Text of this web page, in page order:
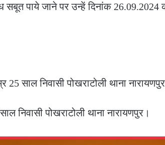
सबूत पाये जाने पर उन्हें दिनांक 26.09.2024
25 साल निवासी पोखराटोली थाना
निवासी पोखराटोली थाना नारायणपुर।